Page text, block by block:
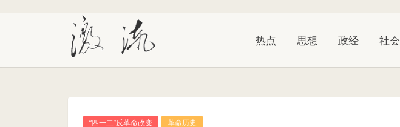
热点 思想 政经 社会
“四一二”反革命政变 革命历史